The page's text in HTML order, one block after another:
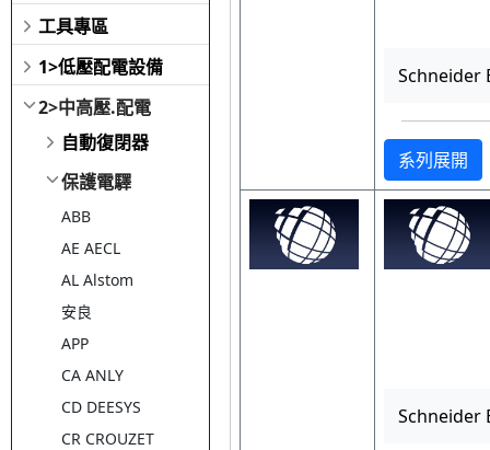
工具專區
1>低壓配電設備
2>中高壓.配電
自動復閉器
保護電驛
ABB
AE AECL
AL Alstom
安良
APP
CA ANLY
CD DEESYS
CR CROUZET
Schneider
系列展開
Schneider